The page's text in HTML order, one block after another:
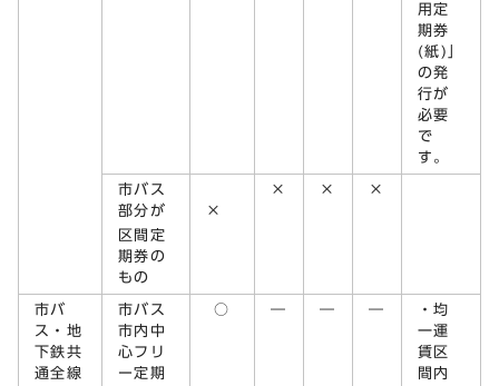
用定
期券
(紙)」
の発
行が
必要
で
す。
市バス
部分が
区間定
期券の
もの
×
× × ×
市バ
ス・地
下鉄共
通全線
市バス
市内中
心フリ
ー定期
○ ― ― ―
・均
一運
賃区
間内